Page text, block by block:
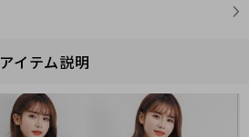
アイテム説明